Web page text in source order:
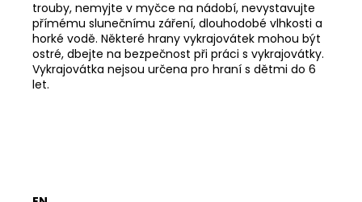
trouby, nemyjte v myčce na nádobí, nevystavujte
přímému slunečnímu záření, dlouhodobé vlhkosti a
horké vodě. Některé hrany vykrajovátek mohou být
ostré, dbejte na bezpečnost při práci s vykrajovátky.
Vykrajovátka nejsou určena pro hraní s dětmi do 6
let.